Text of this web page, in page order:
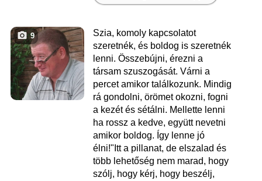
9
Szia, komoly kapcsolatot
szeretnék, és boldog is szeretnék
lenni. Összebújni, érezni a
társam szuszogását. Várni a
percet amikor találkozunk. Mindig
rá gondolni, örömet okozni, fogni
a kezét és sétálni. Mellette lenni
ha rossz a kedve, együtt nevetni
amikor boldog. Így lenne jó
élni!"Itt a pillanat, de elszalad és
több lehetőség nem marad, hogy
szólj, hogy kérj, hogy beszélj,